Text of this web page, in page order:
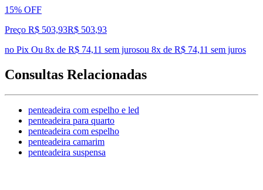
15% OFF
Preço R$ 503,93R$ 503,93
no Pix Ou 8x de R$ 74,11 sem jurosou 8x de R$ 74,11 sem juros
Consultas Relacionadas
penteadeira com espelho e led
penteadeira para quarto
penteadeira com espelho
penteadeira camarim
penteadeira suspensa